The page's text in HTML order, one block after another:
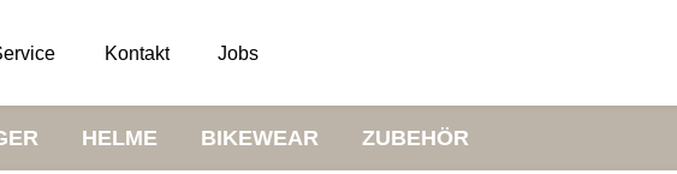
Kontakt Jobs
HELME BIKEWEAR ZUBEHÖR